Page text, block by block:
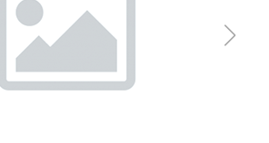
Släpvagnar & Skylift